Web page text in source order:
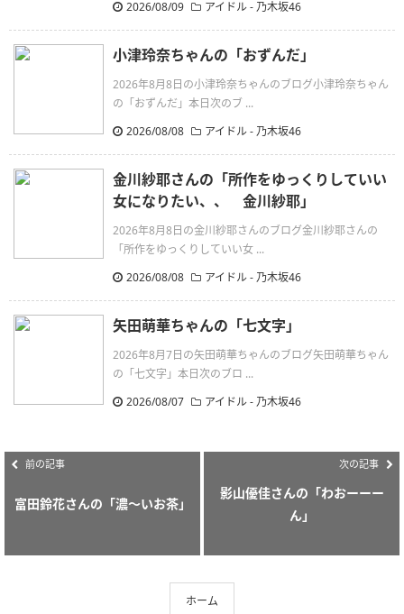
2026/08/09 アイドル - 乃木坂46
小津玲奈ちゃんの「おずんだ」
2026年8月8日の小津玲奈ちゃんのブログ小津玲奈ちゃん
の「おずんだ」本日次のブ ...
2026/08/08
アイドル - 乃木坂46
金川紗耶さんの「所作をゆっくりしていい
女になりたい、、 金川紗耶」
2026年8月8日の金川紗耶さんのブログ金川紗耶さんの
「所作をゆっくりしていい女 ...
2026/08/08
アイドル - 乃木坂46
矢田萌華ちゃんの「七文字」
2026年8月7日の矢田萌華ちゃんのブログ矢田萌華ちゃん
の「七文字」本日次のブロ ...
2026/08/07
アイドル - 乃木坂46
前の記事
富田鈴花さんの「濃〜いお茶」
次の記事
影山優佳さんの「わおーーー
ん」
ホーム